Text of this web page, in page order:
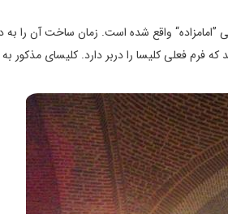
واقع شده است. زمان ساخت آن را به
فعلی كليسا را دربر دارد. كليسای مذكور به